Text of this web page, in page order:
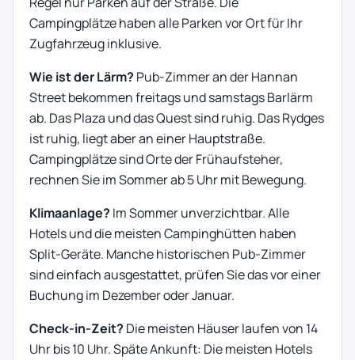
Campingplätze haben alle Parken vor Ort für Ihr
Zugfahrzeug inklusive.
Wie ist der Lärm? Pub-Zimmer an der Hannan
Street bekommen freitags und samstags Barlärm
ab. Das Plaza und das Quest sind ruhig. Das Rydges
ist ruhig, liegt aber an einer Hauptstraße.
Campingplätze sind Orte der Frühaufsteher,
rechnen Sie im Sommer ab 5 Uhr mit Bewegung.
Klimaanlage? Im Sommer unverzichtbar. Alle
Hotels und die meisten Campinghütten haben
Split-Geräte. Manche historischen Pub-Zimmer
sind einfach ausgestattet, prüfen Sie das vor einer
Buchung im Dezember oder Januar.
Check-in-Zeit? Die meisten Häuser laufen von 14
Uhr bis 10 Uhr. Späte Ankunft: Die meisten Hotels